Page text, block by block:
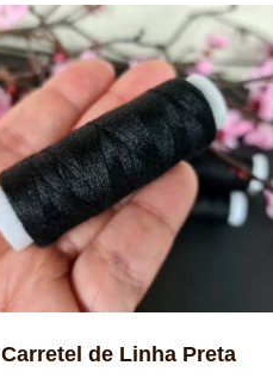
Carretel de Linha Preta